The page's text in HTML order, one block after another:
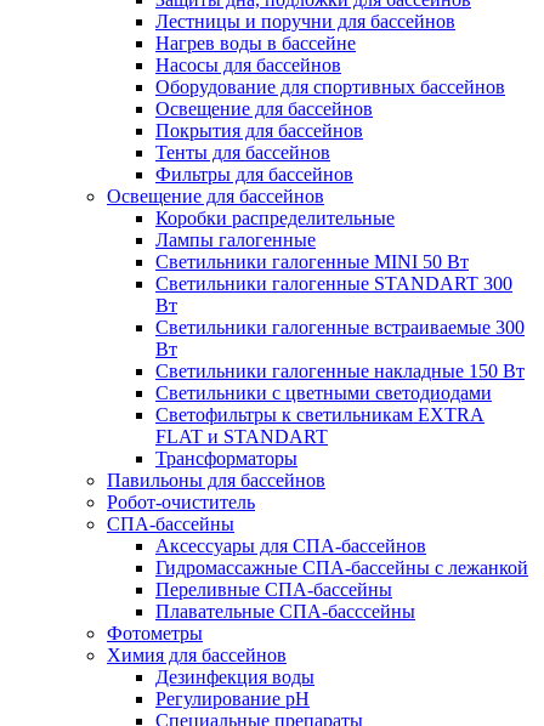
Лестницы и поручни для бассейнов
Нагрев воды в бассейне
Насосы для бассейнов
Оборудование для спортивных бассейнов
Освещение для бассейнов
Покрытия для бассейнов
Тенты для бассейнов
Фильтры для бассейнов
Освещение для бассейнов
Коробки распределительные
Лампы галогенные
Светильники галогенные MINI 50 Вт
Светильники галогенные STANDART 300
Вт
Светильники галогенные встраиваемые 300
Вт
Светильники галогенные накладные 150 Вт
Светильники с цветными светодиодами
Светофильтры к светильникам EXTRA
FLAT и STANDART
Трансформаторы
Павильоны для бассейнов
Робот-очиститель
СПА-бассейны
Аксессуары для СПА-бассейнов
Гидромассажные СПА-бассейны с лежанкой
Переливные СПА-бассейны
Плавательные СПА-басссейны
Фотометры
Химия для бассейнов
Дезинфекция воды
Регулирование pH
Специальные препараты